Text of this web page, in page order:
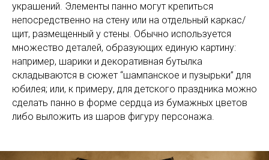
украшений. Элементы панно могут крепиться
непосредственно на стену или на отдельный каркас/
щит, размещенный у стены. Обычно используется
множество деталей, образующих единую картину:
например, шарики и декоративная бутылка
складываются в сюжет “шампанское и пузырьки” для
юбилея; или, к примеру, для детского праздника можно
сделать панно в форме сердца из бумажных цветов
либо выложить из шаров фигуру персонажа.